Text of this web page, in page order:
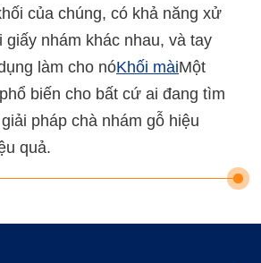
của chúng, có khả năng xử
giấy nhám khác nhau, và tay
làm cho nóKhối màiMột
biến cho bất cứ ai đang tìm
pháp chà nhám gỗ hiệu
quả.